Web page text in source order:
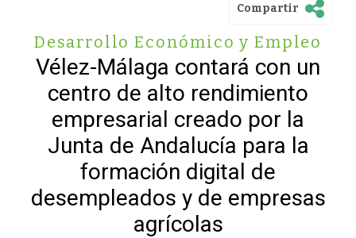
Compartir
Desarrollo Económico y Empleo
Vélez-Málaga contará con un
centro de alto rendimiento
empresarial creado por la
Junta de Andalucía para la
formación digital de
desempleados y de empresas
agrícolas